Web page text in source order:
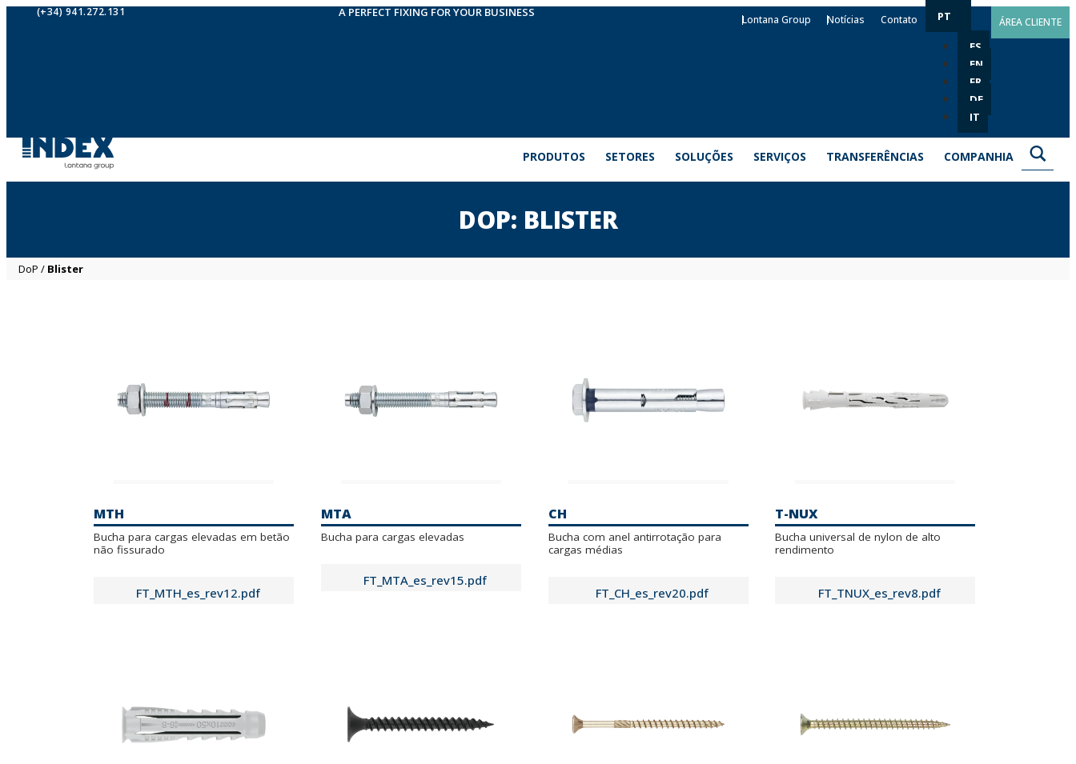
(+34) 941.272.131 A PERFECT FIXING FOR YOUR BUSINESS
Lontana Group Notícias Contato PT
ES
EN
FR
DE
IT
ÁREA CLIENTE
PRODUTOS SETORES SOLUÇÕES SERVIÇOS TRANSFERÊNCIAS COMPANHIA
DOP: BLISTER
DoP / Blister
MTH
Bucha para cargas elevadas em betão
não fissurado
FT_MTH_es_rev12.pdf
MTA
Bucha para cargas elevadas
FT_MTA_es_rev15.pdf
CH
Bucha com anel antirrotação para
cargas médias
FT_CH_es_rev20.pdf
T-NUX
Bucha universal de nylon de alto
rendimento
FT_TNUX_es_rev8.pdf